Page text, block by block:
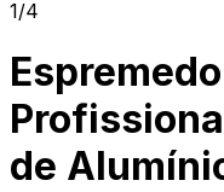
1/4
de